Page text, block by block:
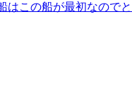
はこの船が最初なのでと